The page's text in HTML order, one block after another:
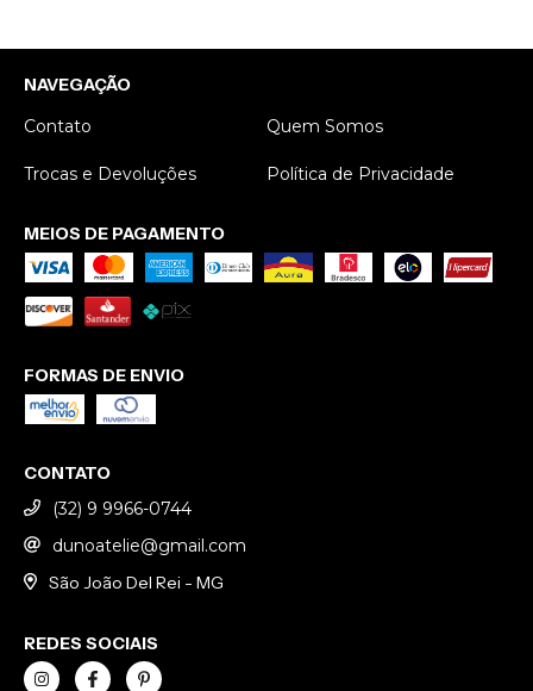
no que fazem.
Recomendo de
separadinho para
cuidado realmente
NAVEGAÇÃO
Contato
Quem Somos
Trocas e Devoluções Política de Privacidade
MEIOS DE PAGAMENTO
FORMAS DE ENVIO
CONTATO
(32) 9 9966-0744
dunoatelie@gmail.com
São João Del Rei - MG
REDES SOCIAIS